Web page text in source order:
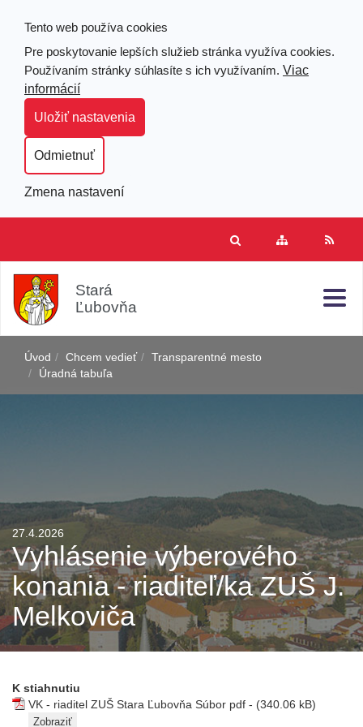
Tento web používa cookies
Pre poskytovanie lepších služieb stránka využíva cookies.
Používaním stránky súhlasíte s ich využívaním. Viac
informácií
Uložiť nastavenia
Odmietnuť
Zmena nastavení
Mapa
RSS
Stará
Ľubovňa
Úvod Chcem vedieť
Transparentné mesto
Úradná tabuľa
27.4.2026
Vyhlásenie výberového
konania - riaditeľ/ka ZUŠ J.
Melkoviča
K stiahnutiu
VK - riaditel ZUŠ Stara Ľubovňa Súbor pdf - (340.06 kB)
Zobraziť